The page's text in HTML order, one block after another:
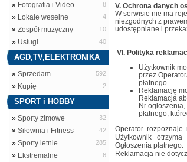
» Fotografia i Video 8
» Lokale weselne 4
» Zespół muzyczny 10
» Usługi 40
AGD,TV,ELEKTRONIKA
» Sprzedam 592
» Kupię 2
SPORT i HOBBY
» Sporty zimowe 32
» Siłownia i Fitness 42
» Sporty letnie 285
» Ekstremalne 6
V. Ochrona danych
W serwisie nie ma
niezgodnych z
udostępniane i
VI. Polityka
Użytkownik
przez
płatnego.
Reklamację
Reklamacja
Nr
płatnego,
Operator
Użytkownik
Ogłoszenia płatnego.
Reklamacja nie